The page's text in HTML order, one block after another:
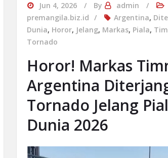
Jun 4, 2026 By
admin
premangila.biz.id
Argentina,
Dunia, Horor, Jelang, Markas, Piala,
Tornado
Horor! Markas
Argentina
Tornado Jelang
Dunia 2026